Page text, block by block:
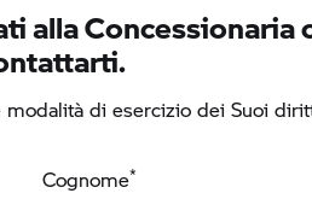
alla Concessionaria
di esercizio dei Suoi
Cognome*